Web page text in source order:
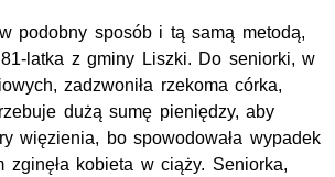
podobny sposób i tą samą metodą,
81-latka z gminy Liszki. Do seniorki, w
zadzwoniła rzekoma córka,
dużą sumę pieniędzy, aby
więzienia, bo spowodowała wypadek
zginęła kobieta w ciąży. Seniorka,